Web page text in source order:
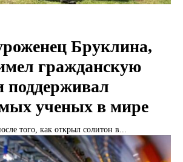
Бруклина,
гражданскую
поддерживал
ученых в мире
того, как открыл солитон в...